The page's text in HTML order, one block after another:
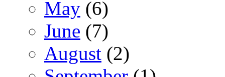
May (6)
June (7)
August (2)